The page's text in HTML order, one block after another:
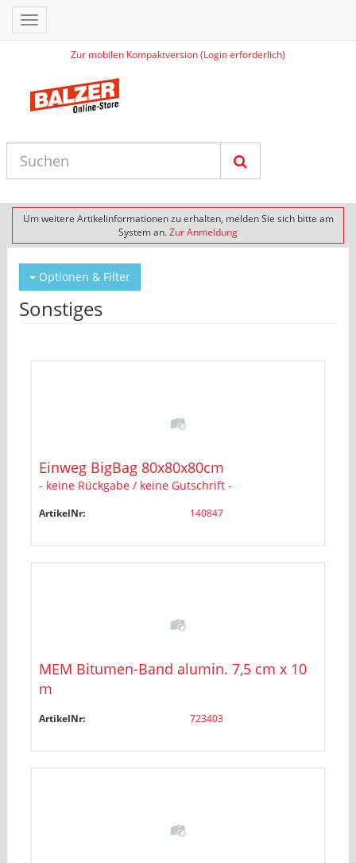
Zur mobilen Kompaktversion (Login erforderlich)
Toggle
navigation
Um weitere Artikelinformationen zu erhalten, melden Sie sich bitte am
System an.Zur Anmeldung
Optionen & Filter
Sonstiges
Einweg BigBag 80x80x80cm
- keine Rückgabe / keine Gutschrift -
ArtikelNr: 140847
MEM Bitumen-Band alumin. 7,5 cm x 10
m
ArtikelNr: 723403